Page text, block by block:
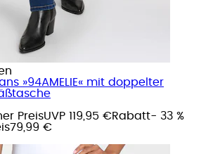
»94AMELIE« mit doppelter
PreisUVP 119,95 €Rabatt- 33 %
79,99 €